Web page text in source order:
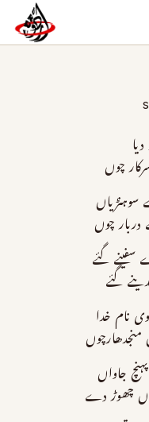
دیا
چوں
سوہنڑیاں
دربار چوں
گئے
گئے
نام خدا
جاواں
چھوڑ دے